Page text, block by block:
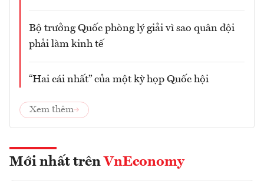
Bộ trưởng Quốc phòng lý giải vì sao quân đội
phải làm kinh tế
“Hai cái nhất” của một kỳ họp Quốc hội
Xem thêm
Mới nhất trên VnEconomy